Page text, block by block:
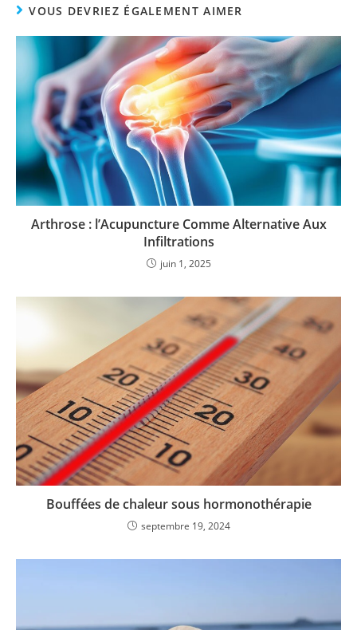
VOUS DEVRIEZ ÉGALEMENT AIMER
Arthrose : l’Acupuncture Comme Alternative Aux
Infiltrations
juin 1, 2025
Bouffées de chaleur sous hormonothérapie
septembre 19, 2024